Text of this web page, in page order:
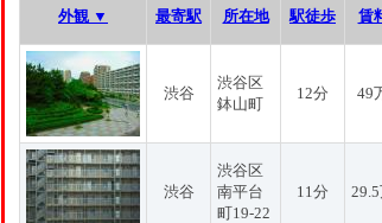
外観 ▼ 最寄駅 所在地 駅徒歩 賃
渋谷
渋谷区
鉢山町
12分 49
渋谷
渋谷区
南平台
町19-22
11分